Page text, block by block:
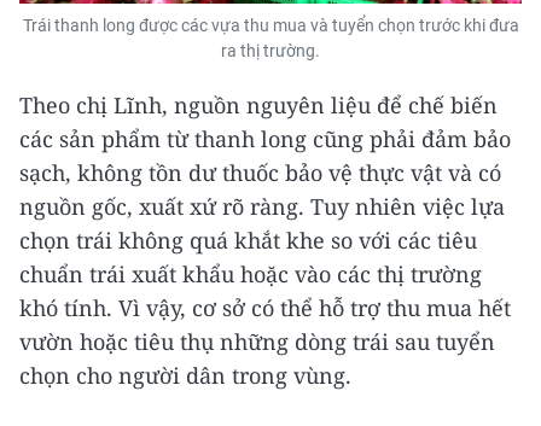
Trái thanh long được các vựa thu mua và tuyển chọn trước khi đưa
ra thị trường.
Theo chị Lĩnh, nguồn nguyên liệu để chế biến
các sản phẩm từ thanh long cũng phải đảm bảo
sạch, không tồn dư thuốc bảo vệ thực vật và có
nguồn gốc, xuất xứ rõ ràng. Tuy nhiên việc lựa
chọn trái không quá khắt khe so với các tiêu
chuẩn trái xuất khẩu hoặc vào các thị trường
khó tính. Vì vậy, cơ sở có thể hỗ trợ thu mua hết
vườn hoặc tiêu thụ những dòng trái sau tuyển
chọn cho người dân trong vùng.